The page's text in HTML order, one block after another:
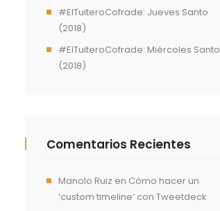
#ElTuiteroCofrade: Jueves Santo
(2018)
#ElTuiteroCofrade: Miércoles Santo
(2018)
Comentarios Recientes
Manolo Ruiz en Cómo hacer un
‘custom timeline’ con Tweetdeck